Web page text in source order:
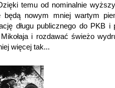
temu od nominalnie
będą nowym mniej wartym
długu publicznego do PKB i
i rozdawać świeżo
więcej tak...